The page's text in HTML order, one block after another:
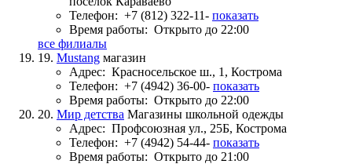
Телефон: +7 (812) 322-11- показать
Время работы: Открыто до 22:00
все филиалы
19. Mustang магазин
Адрес: Красносельское ш., 1, Кострома
Телефон: +7 (4942) 36-00- показать
Время работы: Открыто до 22:00
20. Мир детства Магазины школьной одежды
Адрес: Профсоюзная ул., 25Б, Кострома
Телефон: +7 (4942) 54-44- показать
Время работы: Открыто до 21:00